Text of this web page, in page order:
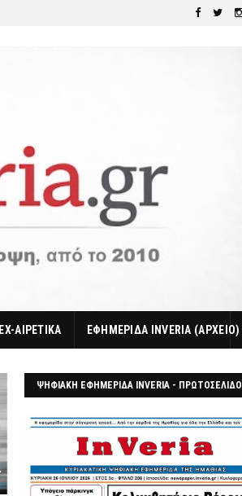
EX-ΑΙΡΕΤΙΚΑ ΕΦΗΜΕΡΙΔΑ INVERIA (ΑΡΧΕΙΟ)
ΨΗΦΙΑΚΗ ΕΦΗΜΕΡΙΔΑ INVERIA - ΠΡΩΤΟΣΕΛΙΔΟ